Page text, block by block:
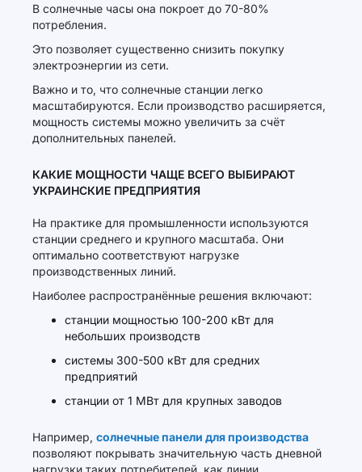
В солнечные часы она покроет до 70-80%
потребления.
Это позволяет существенно снизить покупку
электроэнергии из сети.
Важно и то, что солнечные станции легко
масштабируются. Если производство расширяется,
мощность системы можно увеличить за счёт
дополнительных панелей.
КАКИЕ МОЩНОСТИ ЧАЩЕ ВСЕГО ВЫБИРАЮТ
УКРАИНСКИЕ ПРЕДПРИЯТИЯ
На практике для промышленности используются
станции среднего и крупного масштаба. Они
оптимально соответствуют нагрузке
производственных линий.
Наиболее распространённые решения включают:
станции мощностью 100-200 кВт для
небольших производств
системы 300-500 кВт для средних
предприятий
станции от 1 МВт для крупных заводов
Например, солнечные панели для производства
позволяют покрывать значительную часть дневной
нагрузки таких потребителей, как линии